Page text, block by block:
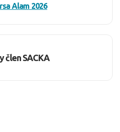
Alam 2026
člen SACKA